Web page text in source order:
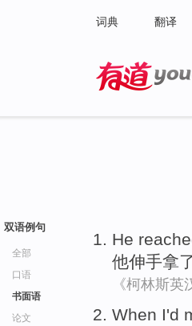
词典 翻译
双语例句
全部
口语
书面语
论文
He
他伸手拿
《柯林斯英
When I'd